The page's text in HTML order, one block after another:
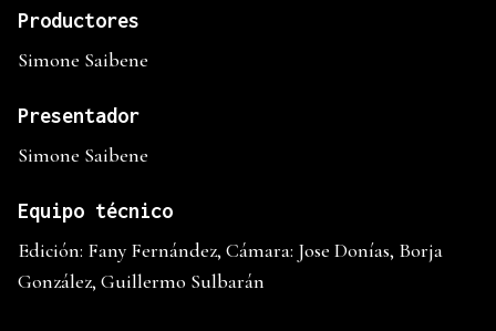
Productores
Simone Saibene
Presentador
Simone Saibene
Equipo técnico
Edición: Fany Fernández, Cámara: Jose Donías, Borja
González, Guillermo Sulbarán